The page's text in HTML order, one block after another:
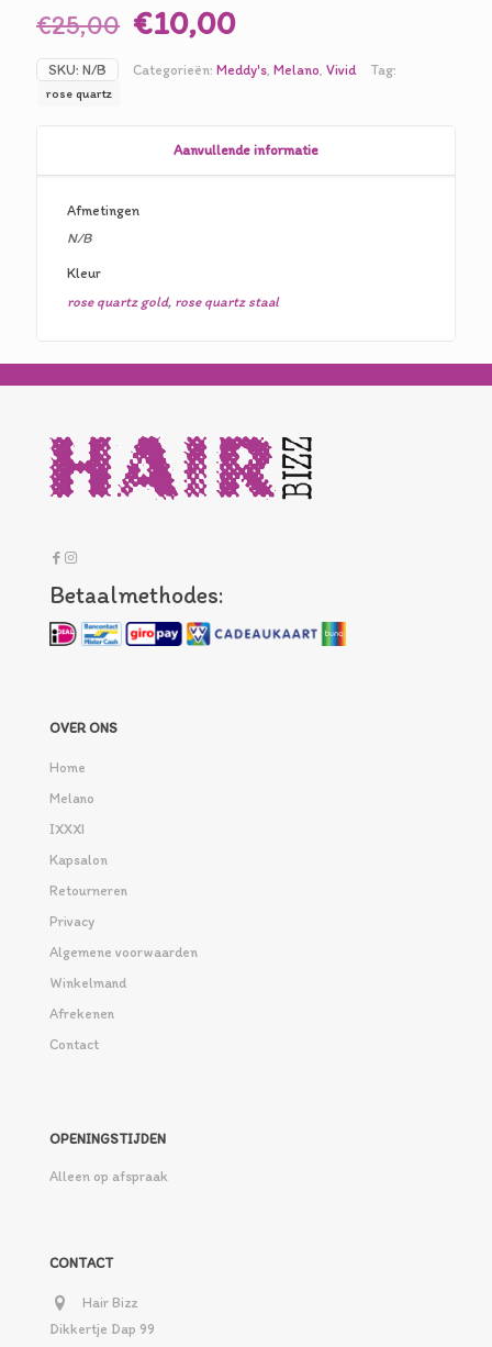
€25,00 Oorspronkelijke
prijs
was:
€10,00Huidige
prijs
is:
SKU: N/B Categorieën: Meddy's, Melano, Vivid Tag:
rose quartz
Aanvullende informatie
Afmetingen
N/B
Kleur
rose quartz gold, rose quartz staal
Betaalmethodes:
OVER ONS
Home
Melano
IXXXI
Kapsalon
Retourneren
Privacy
Algemene voorwaarden
Winkelmand
Afrekenen
Contact
OPENINGSTIJDEN
Alleen op afspraak
CONTACT
Hair Bizz
Dikkertje Dap 99